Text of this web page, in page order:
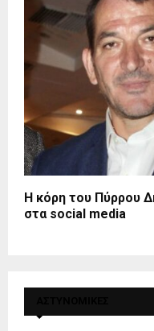
Η κόρη του Πύρρου
στα social media